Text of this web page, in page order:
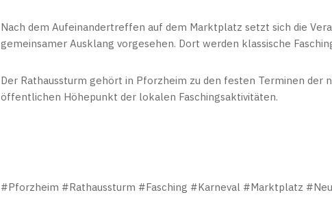
Nach dem Aufeinandertreffen auf dem Marktplatz setzt sich die
gemeinsamer Ausklang vorgesehen. Dort werden klassische
Der Rathaussturm gehört in Pforzheim zu den festen Terminen der
öffentlichen Höhepunkt der lokalen Faschingsaktivitäten.
#Pforzheim #Rathaussturm #Fasching #Karneval #Marktplatz